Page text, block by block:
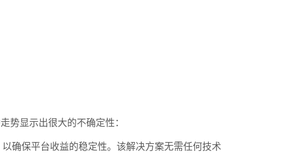
势显示出很大的不确定性：
确保平台收益的稳定性。该解决方案无需任何技术